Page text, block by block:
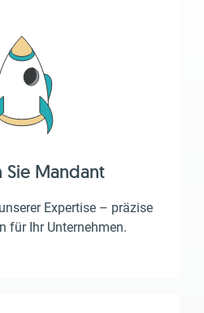
Sie Mandant
Expertise – präzise
für Ihr Unternehmen.